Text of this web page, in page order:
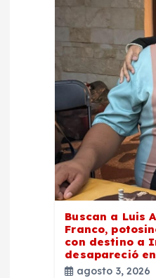
Buscan a Luis
Franco,
con destino a
desapareció
agosto 3, 2026